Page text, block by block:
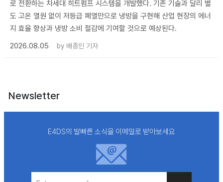
로 전환하는 차세대 히트펌프 시스템을 개발했다. 기존 기술과 달리 별
도 고온 열원 없이 저등급 폐열만으로 냉방을 구현해 산업 현장의 에너
지 효율 향상과 냉방 소비 절감에 기여할 것으로 예상된다.
2026.08.05
by 배종인 기자
Newsletter
E4DS의 발빠른 소식을 이메일로 받아보세요